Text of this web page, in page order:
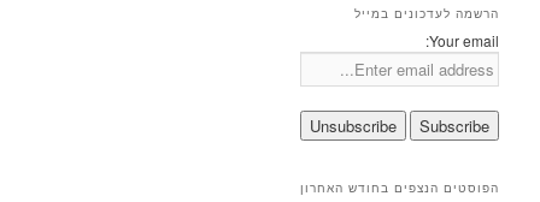
הרשמה לעדכונים במייל
Your email:
הפוסטים הנצפים בחודש האחרון